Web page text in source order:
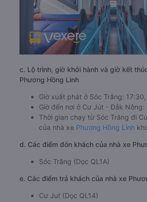
c. Lộ trình, giờ khởi hành và giờ kết
Phương Hồng Linh
Giờ xuất phát ở Sóc Trăng:
Giờ đến nơi ở Cư Jút - Đắk Nông:
Thời gian chạy từ Sóc Trăng đi
của nhà xe Phương Hồng Linh
d. Các điểm đón khách của nhà xe
Sóc Trăng (Dọc QL1A)
e. Các điểm trả khách của nhà xe
Cư Jut (Dọc QL14)